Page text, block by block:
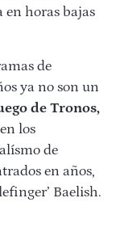
en horas bajas
de
ya no son un
de Tronos,
los
de
en años,
Baelish.